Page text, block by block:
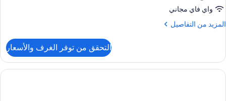
واي فاي مجاني
المزيد من التفاصيل
المزيد
الغرفة
التحقق من توفر الغرف والأسعار